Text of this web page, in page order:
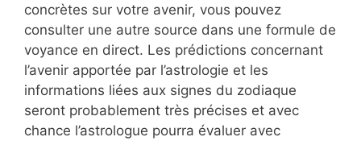
concrètes sur votre avenir, vous pouvez
consulter une autre source dans une formule de
voyance en direct. Les prédictions concernant
l’avenir apportée par l’astrologie et les
informations liées aux signes du zodiaque
seront probablement très précises et avec
chance l’astrologue pourra évaluer avec